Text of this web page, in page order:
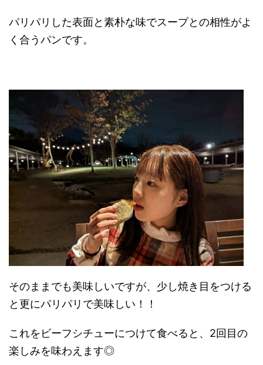
パリパリした表面と素朴な味でスープとの相性がよ
く合うパンです。
そのままでも美味しいですが、少し焼き目をつける
と更にパリパリで美味しい！！
これをビーフシチューにつけて食べると、2回目の
楽しみを味わえます◎